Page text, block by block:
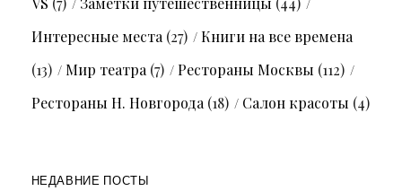
Интересные места(27)
Книги на все времена
(13)
Мир театра(7) Рестораны Москвы (112)
Рестораны Н. Новгорода(18) Салон красоты (4)
НЕДАВНИЕ ПОСТЫ